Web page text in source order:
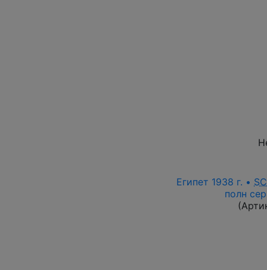
Египет 1938 г. •
полн